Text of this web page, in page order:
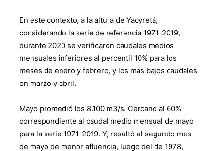
En este contexto, a la altura de Yacyretá,
considerando la serie de referencia 1971-2019,
durante 2020 se verificaron caudales medios
mensuales inferiores al percentil 10% para los
meses de enero y febrero, y los más bajos caudales
en marzo y abril.
Mayo promedió los 8.100 m3/s. Cercano al 60%
correspondiente al caudal medio mensual de mayo
para la serie 1971-2019. Y, resultó el segundo mes
de mayo de menor afluencia, luego del de 1978,